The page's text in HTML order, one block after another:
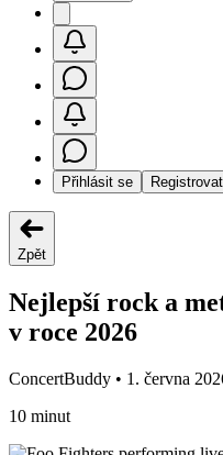
Přihlásit se
Zpět
Nejlepší rock a
v roce 2026
ConcertBuddy • 1. června
10 minut